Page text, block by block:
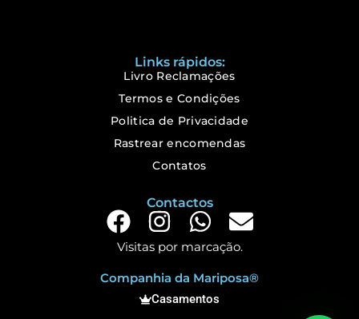
Links rápidos:
Livro Reclamações
Termos e Condições
Politica de Privacidade
Rastrear encomendas
Contatos
Contactos
Visitas por marcação.
Companhia da Mariposa®
Casamentos